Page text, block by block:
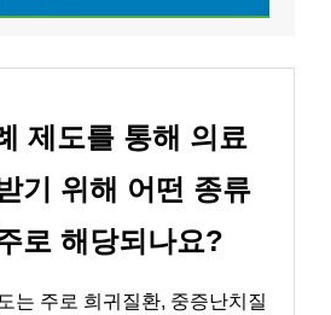
제도를 통해 의료
기 위해 어떤 종류
로 해당되나요?
는 주로 희귀질환, 중증난치질